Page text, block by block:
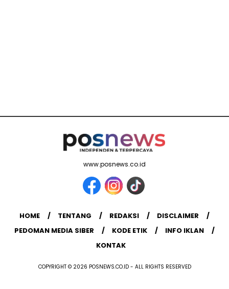
www.posnews.co.id
HOME TENTANG REDAKSI
DISCLAIMER
PEDOMAN MEDIA SIBER
KODE ETIK
INFO IKLAN
KONTAK
COPYRIGHT © 2026 POSNEWS.CO.ID - ALL RIGHTS RESERVED